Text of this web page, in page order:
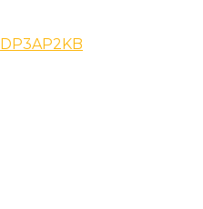
DP3AP2KB